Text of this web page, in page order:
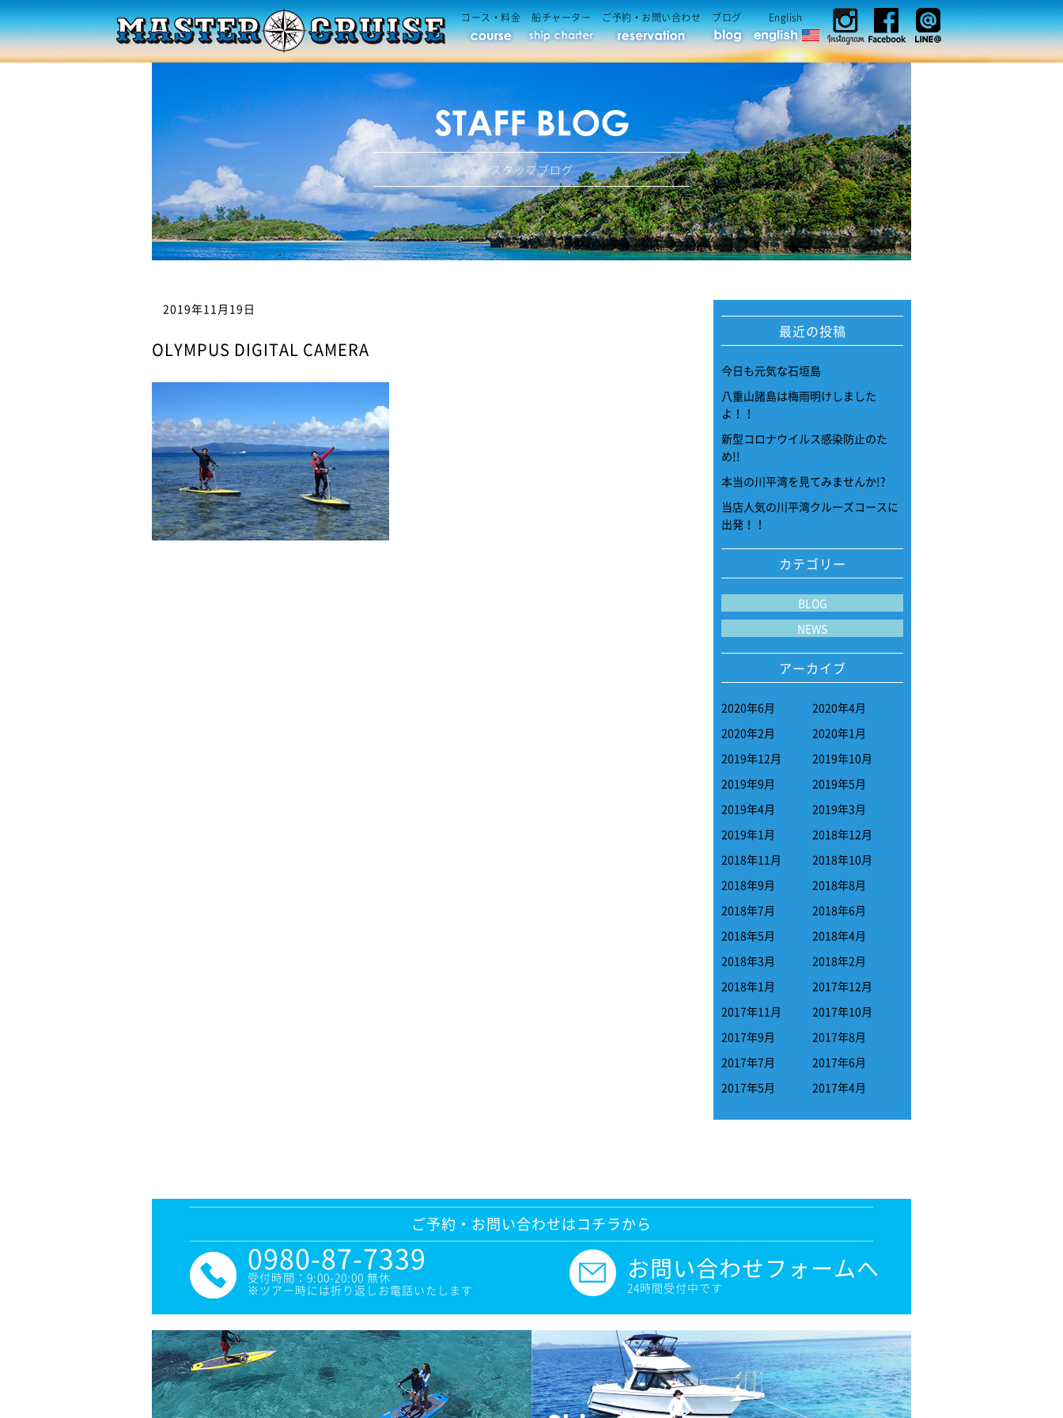
コース・料金 船チャーター ご予約・お問い合わせ ブログ English
スタッフブログ
2019年11月19日
OLYMPUS DIGITAL CAMERA
最近の投稿
今日も元気な石垣島
八重山諸島は梅雨明けしました
よ！！
新型コロナウイルス感染防止のた
め!!
本当の川平湾を見てみませんか!?
当店人気の川平湾クルーズコースに
出発！！
カテゴリー
BLOG
NEWS
アーカイブ
2020年6月
2020年4月
2020年2月
2020年1月
2019年12月
2019年10月
2019年9月
2019年5月
2019年4月
2019年3月
2019年1月
2018年12月
2018年11月
2018年10月
2018年9月
2018年8月
2018年7月
2018年6月
2018年5月
2018年4月
2018年3月
2018年2月
2018年1月
2017年12月
2017年11月
2017年10月
2017年9月
2017年8月
2017年7月
2017年6月
2017年5月
2017年4月
ご予約・お問い合わせはコチラから
0980-87-7339
受付時間：9:00-20:00 無休
※ツアー時には折り返しお電話いたします
お問い合わせフォームへ
24時間受付中です